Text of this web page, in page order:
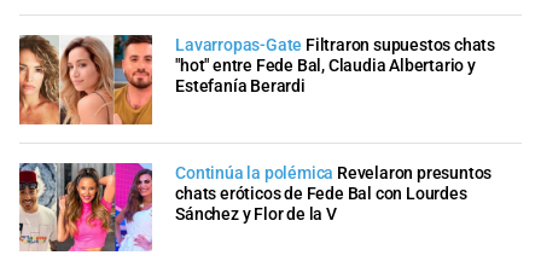
Lavarropas-Gate Filtraron supuestos chats
"hot" entre Fede Bal, Claudia Albertario y
Estefanía Berardi
Continúa la polémica Revelaron presuntos
chats eróticos de Fede Bal con Lourdes
Sánchez y Flor de la V